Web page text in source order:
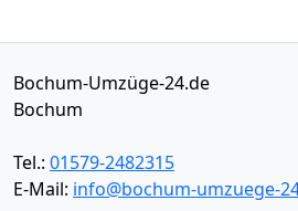
Bochum-Umzüge-24.de
Bochum
Tel.: 01579-2482315
E-Mail: info@bochum-umzuege-